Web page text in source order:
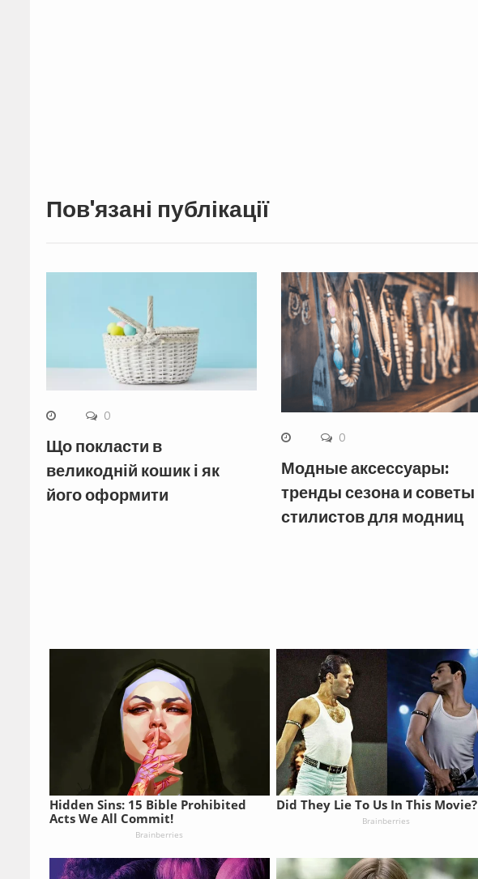
Пов'язані публікації
0
Що покласти в
великодній кошик і як
його оформити
0
Модные аксессуары:
тренды сезона и советы
стилистов для модниц
Hidden Sins: 15 Bible Prohibited
Acts We All Commit!
Brainberries
Did They Lie To Us In This Movie?
Brainberries